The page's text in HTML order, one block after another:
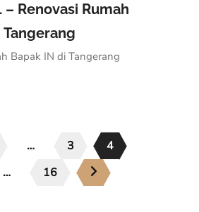
– Renovasi Rumah
Tangerang
Bapak IN di Tangerang
… 3
4
… 16